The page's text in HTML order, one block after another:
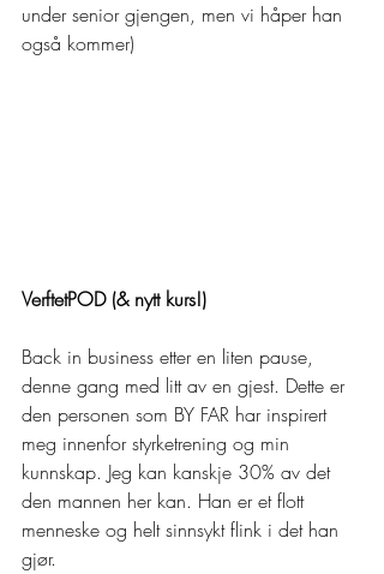
under senior gjengen, men vi håper han
også kommer)
VerftetPOD (& nytt kurs!)
Back in business etter en liten pause,
denne gang med litt av en gjest. Dette er
den personen som BY FAR har inspirert
meg innenfor styrketrening og min
kunnskap. Jeg kan kanskje 30% av det
den mannen her kan. Han er et flott
menneske og helt sinnsykt flink i det han
gjør.